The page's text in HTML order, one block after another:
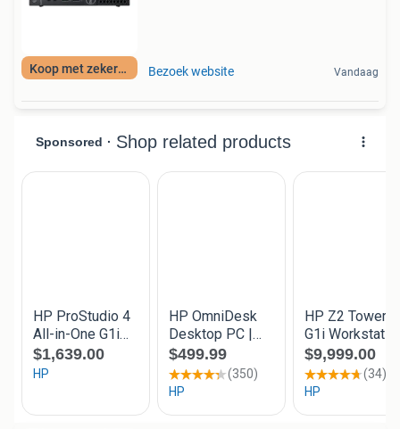
Koop met zekerheid Bezoek website Vandaag